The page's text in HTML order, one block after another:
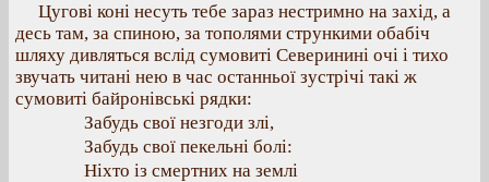
Цугові коні несуть тебе зараз нестримно на захід, а
десь там, за спиною, за тополями стрункими обабіч
шляху дивляться вслід сумовиті Северинині очі і тихо
звучать читані нею в час останньої зустрічі такі ж
сумовиті байронівські рядки:
Забудь свої незгоди злі,
Забудь свої пекельні болі:
Ніхто із смертних на землі